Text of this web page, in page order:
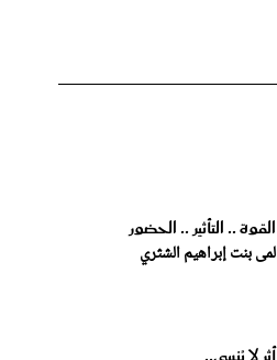
القوة .. التأثير .. الحضور
لمى بنت إبراهيم الشثري